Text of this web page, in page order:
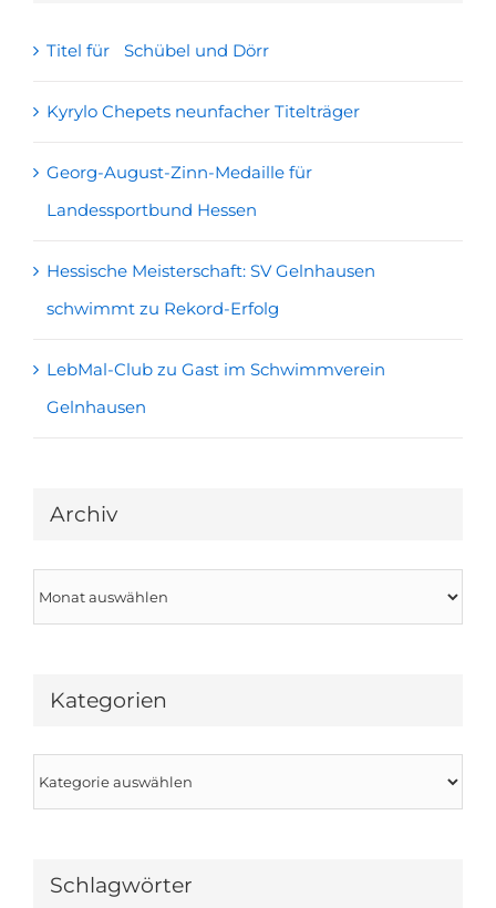
Titel für Schübel und Dörr
Kyrylo Chepets neunfacher Titelträger
Georg-August-Zinn-Medaille für
Landessportbund Hessen
Hessische Meisterschaft: SV Gelnhausen
schwimmt zu Rekord-Erfolg
LebMal-Club zu Gast im Schwimmverein
Gelnhausen
Archiv
Kategorien
Kategorien
Schlagwörter